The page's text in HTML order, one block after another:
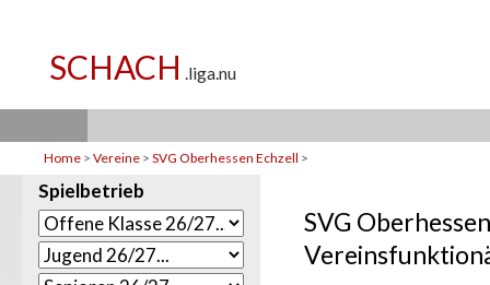
Home > Vereine > SVG Oberhessen Echzell >
Spielbetrieb
SVG